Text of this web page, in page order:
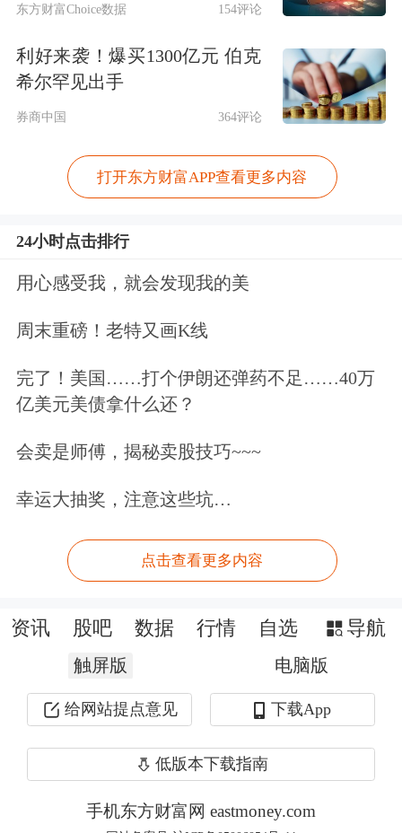
记者就中欧经贸关系提问。毛宁表示，
中欧经贸关系的本质是互利共赢，我们
也在密切关注欧方有关动向。我们始终
认为经贸问题应该通过对话沟通寻求妥
市场经济的基本准则，避免搞保护主义
的措施。
外交部：关税战、贸易战不符合任何一
对部分国家商品加征额外进口关税，外
交部发言人毛宁6月3日在例行记者会上
答问时表示，中方一贯反对各种形式的
单边关税措施，关税战、贸易战不符合
任何一方的利益。经贸问题应该在平
等、尊重、互惠的基础上，通过对话协
伊朗官员：如有必要伊方会同美进行谈
东方财富Choice数据 154评论
利好来袭！爆买1300亿元 伯克
希尔罕见出手
券商中国 364评论
打开东方财富APP查看更多内容
24小时点击排行
用心感受我，就会发现我的美
周末重磅！老特又画K线
完了！美国……打个伊朗还弹药不足……40万
亿美元美债拿什么还？
会卖是师傅，揭秘卖股技巧~~~
幸运大抽奖，注意这些坑…
点击查看更多内容
资讯 股吧 数据 行情 自选 导航
触屏版 电脑版
给网站提点意见 下载App
低版本下载指南
手机东方财富网 eastmoney.com